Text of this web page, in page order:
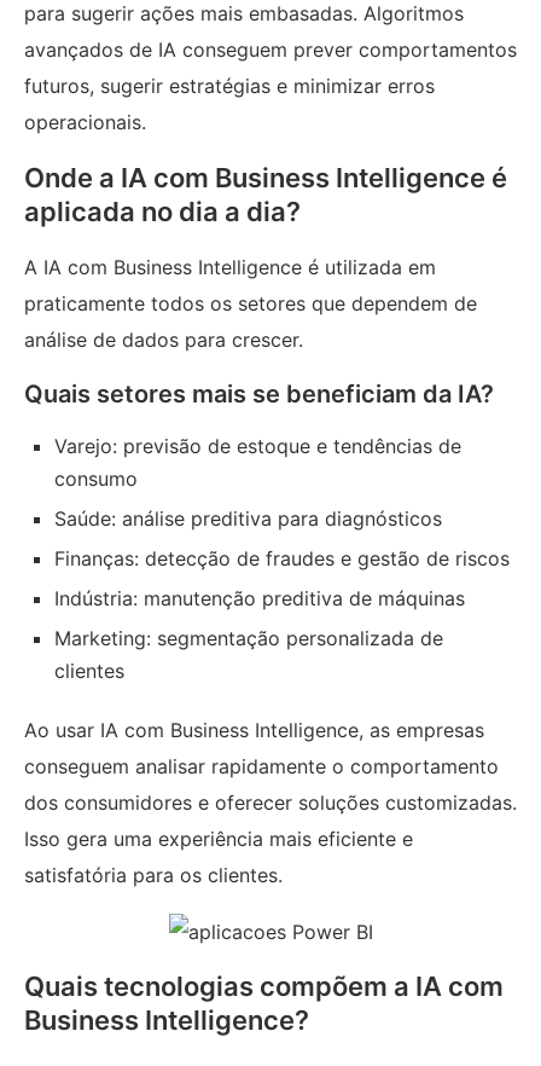
para sugerir ações mais embasadas. Algoritmos
avançados de IA conseguem prever comportamentos
futuros, sugerir estratégias e minimizar erros
operacionais.
Onde a IA com Business Intelligence é
aplicada no dia a dia?
A IA com Business Intelligence é utilizada em
praticamente todos os setores que dependem de
análise de dados para crescer.
Quais setores mais se beneficiam da IA?
Varejo: previsão de estoque e tendências de
consumo
Saúde: análise preditiva para diagnósticos
Finanças: detecção de fraudes e gestão de riscos
Indústria: manutenção preditiva de máquinas
Marketing: segmentação personalizada de
clientes
Ao usar IA com Business Intelligence, as empresas
conseguem analisar rapidamente o comportamento
dos consumidores e oferecer soluções customizadas.
Isso gera uma experiência mais eficiente e
satisfatória para os clientes.
Quais tecnologias compõem a IA com
Business Intelligence?